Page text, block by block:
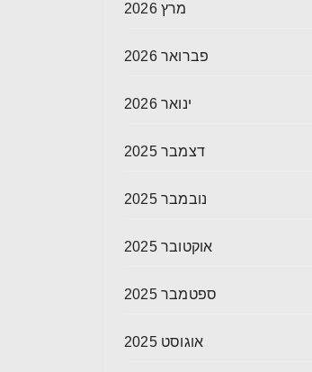
מרץ 2026
פברואר 2026
ינואר 2026
דצמבר 2025
נובמבר 2025
אוקטובר 2025
ספטמבר 2025
אוגוסט 2025